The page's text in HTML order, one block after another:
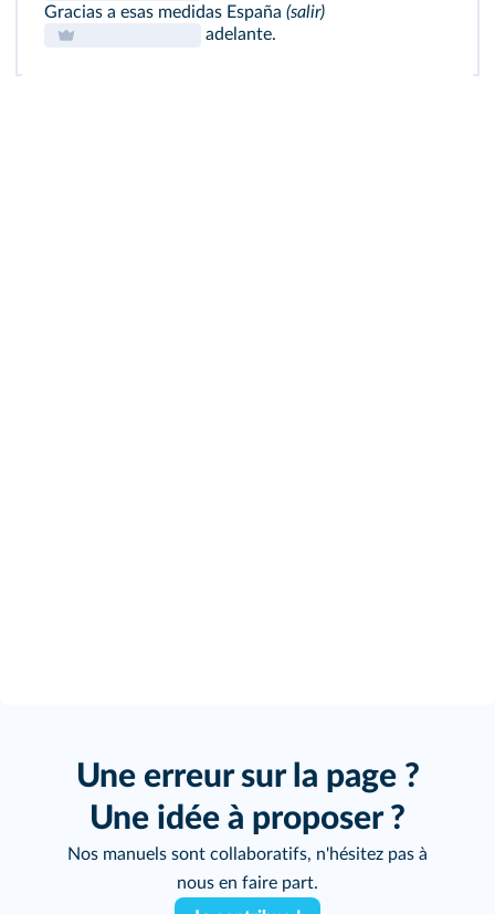
Gracias a esas medidas España (salir)
adelante.
Une erreur sur la page ?
Une idée à proposer ?
Nos manuels sont collaboratifs, n'hésitez pas à
nous en faire part.